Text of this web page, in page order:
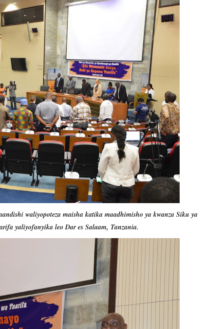
waliyopoteza maisha katika maadhimisho ya kwanza Siku ya
yaliyofanyika leo Dar es Salaam, Tanzania.